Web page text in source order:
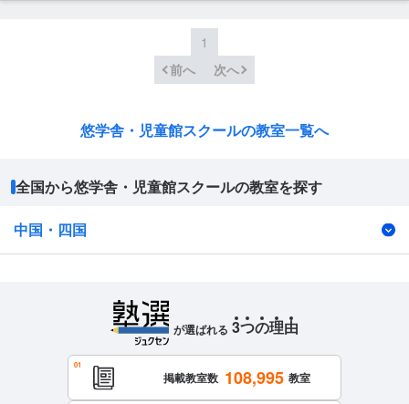
1
前へ
次へ
悠学舎・児童館スクールの教室一覧へ
全国から悠学舎・児童館スクールの教室を探す
中国・四国
が選ばれる 3つの理由
掲載教室数 108,995 教室